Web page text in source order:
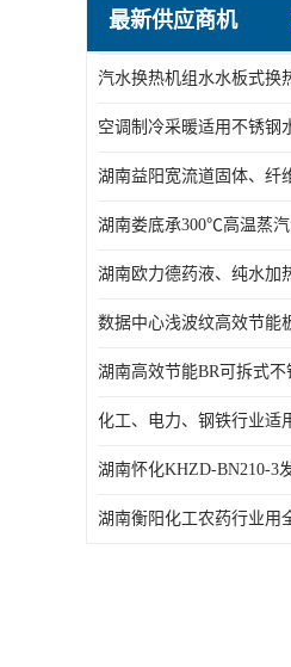
变频供水机组
汽水混合加热器
水处理设备
最新供应商机